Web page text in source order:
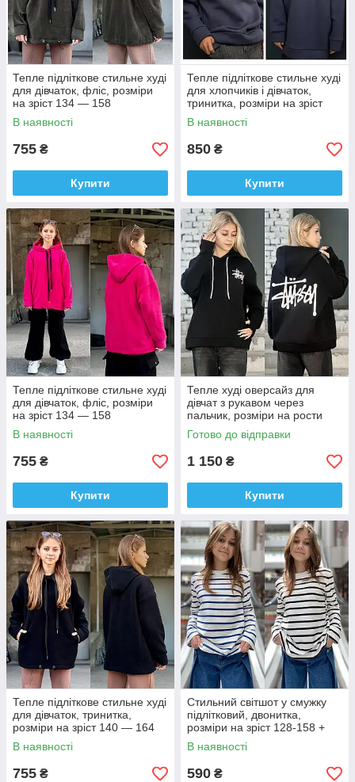
Тепле підліткове стильне худі
для дівчаток, фліс, розміри
на зріст 134 — 158
В наявності
755 ₴
Купити
Тепле підліткове стильне худі
для хлопчиків і дівчаток,
тринитка, розміри на зріст
140 — 158
В наявності
850 ₴
Купити
Тепле підліткове стильне худі
для дівчаток, фліс, розміри
на зріст 134 — 158
Відеообзор!
В наявності
755 ₴
Купити
Тепле худі оверсайз для
дівчат з рукавом через
пальчик, розміри на рости
134 - 160 см
Готово до відправки
1 150 ₴
Купити
Тепле підліткове стильне худі
для дівчаток, тринитка,
розміри на зріст 140 — 164
В наявності
755 ₴
Стильний світшот у смужку
підлітковий, двонитка,
розміри на зріст 128-158 +
Відеообзор!
В наявності
590 ₴